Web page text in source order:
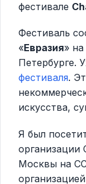
фестивале
Фестиваль
«Евразия»
Петербурге.
фестиваля.
искусства,
Я был
организации
Москвы на